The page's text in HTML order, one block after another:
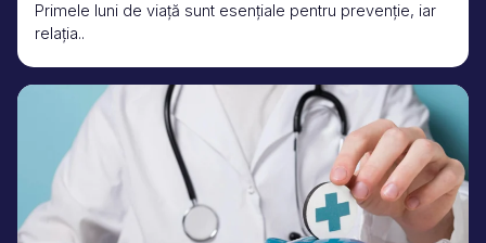
Primele luni de viață sunt esențiale pentru prevenție, iar
relația..